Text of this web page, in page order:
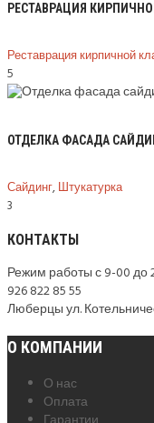
РЕСТАВРАЦИЯ
Реставрация кирпичной
5
ОТДЕЛКА ФАСАДА
Сайдинг,Штукатурка
3
КОНТАКТЫ
Режим работы с 9-00 до
926 822 85 55
Люберцы ул.
О КОМПАНИИ
О нас
Оплата